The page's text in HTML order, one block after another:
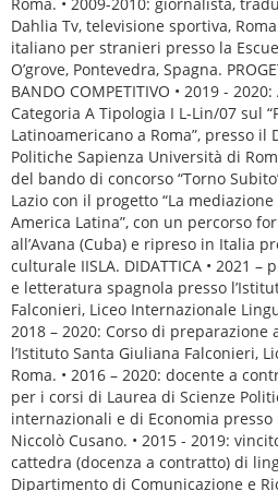
Dahlia Tv, televisione sportiva,
italiano per stranieri presso la
O’grove, Pontevedra, Spagna.
BANDO COMPETITIVO • 2019 -
Categoria A Tipologia I L-Lin/07 sul
Latinoamericano a Roma”, presso
Politiche Sapienza Università di
del bando di concorso “Torno
Lazio con il progetto “La
America Latina”, con un percorso
all’Avana (Cuba) e ripreso in Italia
culturale IISLA. DIDATTICA • 2021
e letteratura spagnola presso
Falconieri, Liceo Internazionale
2018 – 2020: Corso di preparazione
l’Istituto Santa Giuliana Falconieri,
Roma. • 2016 – 2020: docente a
per i corsi di Laurea di Scienze
internazionali e di Economia presso
Niccolò Cusano. • 2015 - 2019:
cattedra (docenza a contratto) di
Dipartimento di Comunicazione e